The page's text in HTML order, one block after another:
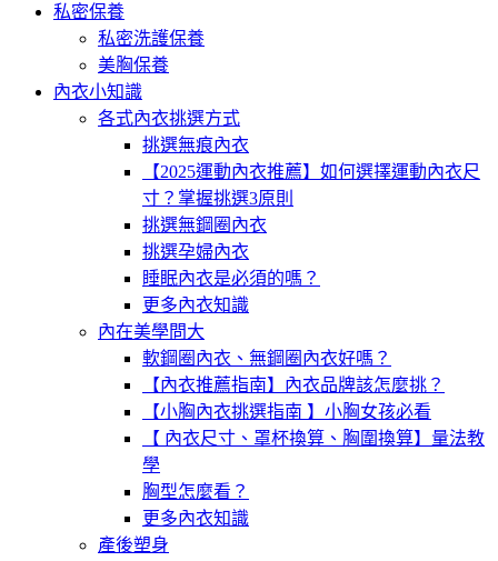
私密保養
私密洗護保養
美胸保養
內衣小知識
各式內衣挑選方式
挑選無痕內衣
【2025運動內衣推薦】如何選擇運動內衣尺
寸？掌握挑選3原則
挑選無鋼圈內衣
挑選孕婦內衣
睡眠內衣是必須的嗎？
更多內衣知識
內在美學問大
軟鋼圈內衣、無鋼圈內衣好嗎？
【內衣推薦指南】內衣品牌該怎麼挑？
【小胸內衣挑選指南 】小胸女孩必看
【 內衣尺寸、罩杯換算、胸圍換算】量法教
學
胸型怎麼看？
更多內衣知識
產後塑身